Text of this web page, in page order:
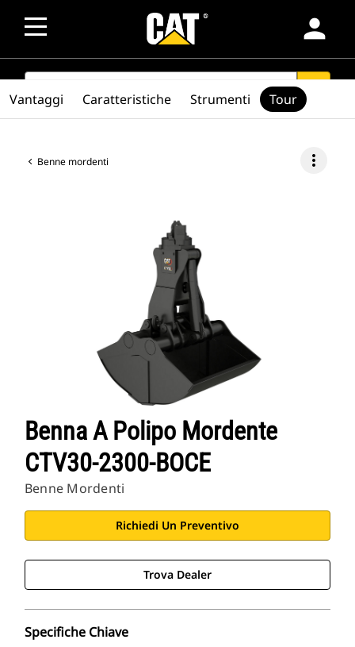
person
SEARCH search
Benne mordenti more_vert
Benna A Polipo Mordente
CTV30-2300-BOCE
Benne Mordenti
Richiedi Un Preventivo
Trova Dealer
Specifiche Chiave
Vantaggi Caratteristiche Strumenti Tour